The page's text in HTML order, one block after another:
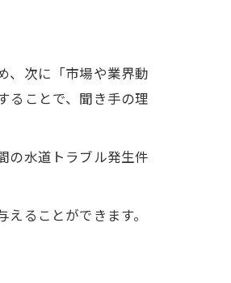
、次に「市場や業界動
ることで、聞き手の理
の水道トラブル発生件
ることができます。